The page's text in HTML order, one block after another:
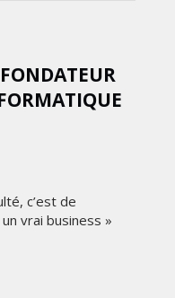
c’est de
vrai business »